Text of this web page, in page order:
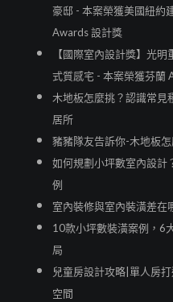
豪邸 - 本案榮獲美國紐約
Awards 設計獎
【國際室內設計獎】光
式質感宅 - 本案榮獲芬蘭
木地板怎麼挑？認識常見
居所
豬豬隊友告訴你-木地板
如何規劃小坪數室內設計
例
室內裝修與室內裝潢差在
10款小坪數裝潢案例，6
局
兒童房設計攻略|單人房
空間